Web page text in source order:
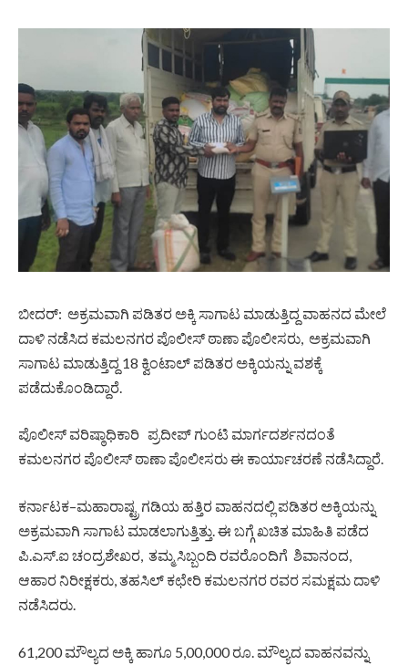
ಬೀದರ್: ಅಕ್ರಮವಾಗಿ ಪಡಿತರ ಅಕ್ಕಿ ಸಾಗಾಟ ಮಾಡುತ್ತಿದ್ದ ವಾಹನದ ಮೇಲೆ
ದಾಳಿ ನಡೆಸಿದ ಕಮಲನಗರ ಪೊಲೀಸ್ ಠಾಣಾ ಪೊಲೀಸರು, ಅಕ್ರಮವಾಗಿ
ಸಾಗಾಟ ಮಾಡುತ್ತಿದ್ದ 18 ಕ್ವಿಂಟಾಲ್ ಪಡಿತರ ಅಕ್ಕಿಯನ್ನು ವಶಕ್ಕೆ
ಪಡೆದುಕೊಂಡಿದ್ದಾರೆ.
ಪೊಲೀಸ್ ವರಿಷ್ಠಾಧಿಕಾರಿ ಪ್ರದೀಪ್ ಗುಂಟಿ ಮಾರ್ಗದರ್ಶನದಂತೆ
ಕಮಲನಗರ ಪೊಲೀಸ್ ಠಾಣಾ ಪೊಲೀಸರು ಈ ಕಾರ್ಯಾಚರಣೆ ನಡೆಸಿದ್ದಾರೆ.
ಕರ್ನಾಟಕ–ಮಹಾರಾಷ್ಟ್ರ ಗಡಿಯ ಹತ್ತಿರ ವಾಹನದಲ್ಲಿ ಪಡಿತರ ಅಕ್ಕಿಯನ್ನು
ಅಕ್ರಮವಾಗಿ ಸಾಗಾಟ ಮಾಡಲಾಗುತ್ತಿತ್ತು. ಈ ಬಗ್ಗೆ ಖಚಿತ ಮಾಹಿತಿ ಪಡೆದ
ಪಿ.ಎಸ್.ಐ ಚಂದ್ರಶೇಖರ, ತಮ್ಮ ಸಿಬ್ಬಂದಿ ರವರೊಂದಿಗೆ ಶಿವಾನಂದ,
ಆಹಾರ ನಿರೀಕ್ಷಕರು, ತಹಸಿಲ್ ಕಛೇರಿ ಕಮಲನಗರ ರವರ ಸಮಕ್ಷಮ ದಾಳಿ
ನಡೆಸಿದರು.
61,200 ಮೌಲ್ಯದ ಅಕ್ಕಿ ಹಾಗೂ 5,00,000 ರೂ. ಮೌಲ್ಯದ ವಾಹನವನ್ನು